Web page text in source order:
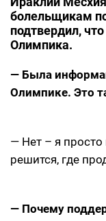
болельщикам
подтвердил,
Олимпика.
— Была
Олимпике. Это
— Нет – я
решится, где
— Почему